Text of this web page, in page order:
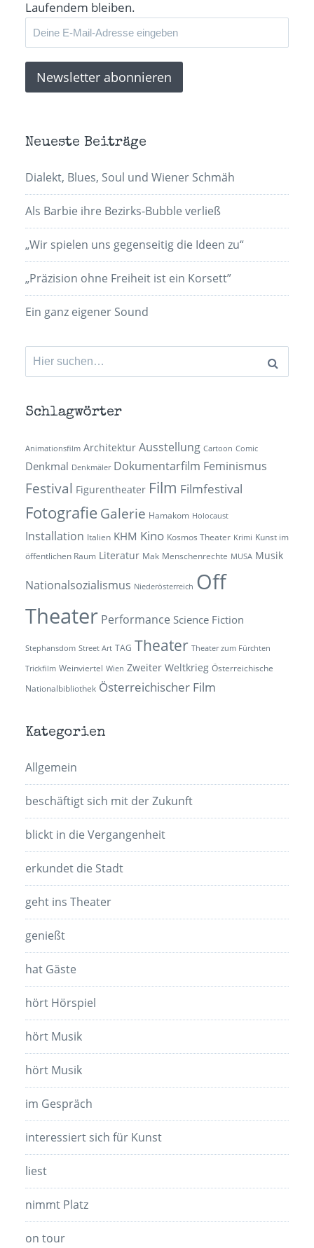
Laufendem bleiben.
Neueste Beiträge
Dialekt, Blues, Soul und Wiener Schmäh
Als Barbie ihre Bezirks-Bubble verließ
„Wir spielen uns gegenseitig die Ideen zu“
„Präzision ohne Freiheit ist ein Korsett”
Ein ganz eigener Sound
Suchen
nach:
Schlagwörter
Animationsfilm Architektur Ausstellung Cartoon Comic
Denkmal Denkmäler Dokumentarfilm Feminismus
Festival Figurentheater Film Filmfestival
Fotografie Galerie Hamakom Holocaust
Installation Italien KHM Kino Kosmos Theater Krimi Kunst im
öffentlichen Raum Literatur Mak Menschenrechte MUSA Musik
Nationalsozialismus Niederösterreich Off
Theater Performance Science Fiction
Stephansdom Street Art TAG Theater Theater zum Fürchten
Trickfilm Weinviertel Wien Zweiter Weltkrieg Österreichische
Nationalbibliothek Österreichischer Film
Kategorien
Allgemein
beschäftigt sich mit der Zukunft
blickt in die Vergangenheit
erkundet die Stadt
geht ins Theater
genießt
hat Gäste
hört Hörspiel
hört Musik
hört Musik
im Gespräch
interessiert sich für Kunst
liest
nimmt Platz
on tour